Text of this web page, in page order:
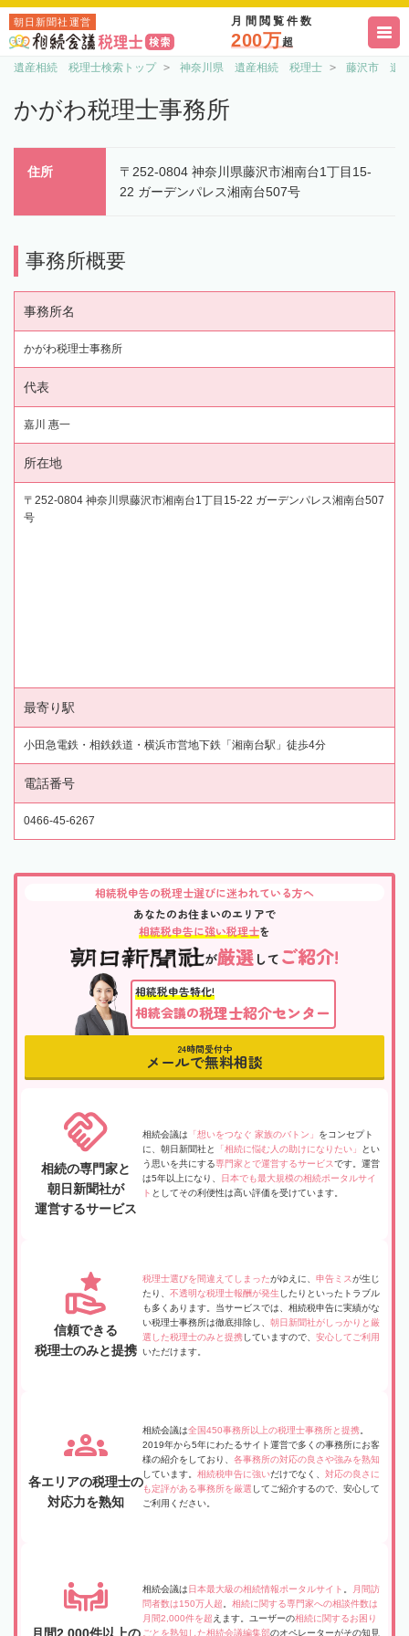
朝日新聞社運営 月間閲覧件数
200万超
遺産相続 税理士検索トップ 神奈川県 遺産相続 税理士 藤沢市 遺
かがわ税理士事務所
住所
〒252-0804 神奈川県藤沢市湘南台1丁目15-
22 ガーデンパレス湘南台507号
事務所概要
事務所名
かがわ税理士事務所
代表
嘉川 惠一
所在地
〒252-0804 神奈川県藤沢市湘南台1丁目15-22 ガーデンパレス湘南台507
号
最寄り駅
小田急電鉄・相鉄鉄道・横浜市営地下鉄「湘南台駅」徒歩4分
電話番号
0466-45-6267
相続税申告の税理士選びに迷われている方へ
あなたのお住まいのエリアで
相続税申告に強い税理士を
が厳選して ご紹介!
相続税申告特化!
相続会議の税理士紹介センター
24時間受付中
メールで無料相談
相続の専門家と
朝日新聞社が
運営するサービス
相続会議は 「想いをつなぐ 家族のバトン」 をコンセプト
に、朝日新聞社と
「相続に悩む人の助けになりたい」
とい
う思いを共にする専門家とで運営するサービスです。運営
は5年以上になり、
日本でも最大規模の相続ポータルサイ
ト としてその利便性は高い評価を受けています。
信頼できる
税理士のみと提携
税理士選びを間違えてしまったがゆえに、 申告ミスが生じ
たり、 不透明な税理士報酬が発生 したりといったトラブル
も多くあります。当サービスでは、相続税申告に実績がな
い税理士事務所は徹底排除し、 朝日新聞社がしっかりと厳
選した税理士のみと提携していますので、 安心してご利用
いただけます。
各エリアの税理士の
対応力を熟知
相続会議は全国450事務所以上の税理士事務所と提携
2019年から5年にわたるサイト運営で多くの事務所にお客
様の紹介をしており、 各事務所の対応の良さや強みを熟知
しています。 相続税申告に強いだけでなく、 対応の良さに
も定評がある事務所を厳選 してご紹介するので、安心して
ご利用ください。
月間2,000件以上の
相続会議は 日本最大級の相続情報ポータルサイト
月間訪
問者数は150万人超
相続に関する専門家への相談件数は
月間2,000件を超 えます。ユーザーの相続に関するお困り
ごとを熟知した相続会議編集部のオペレーターがその知見